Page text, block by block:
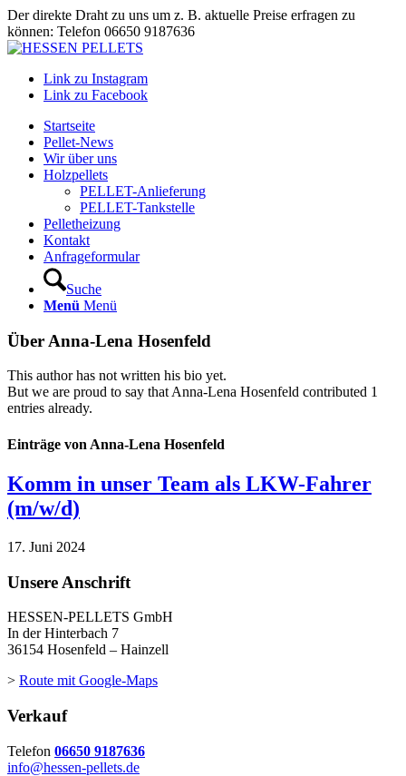
Der direkte Draht zu uns um z. B. aktuelle Preise erfragen zu
können: Telefon 06650 9187636
Link zu Instagram
Link zu Facebook
Startseite
Pellet-News
Wir über uns
Holzpellets
PELLET-Anlieferung
PELLET-Tankstelle
Pelletheizung
Kontakt
Anfrageformular
Suche
Menü Menü
Über Anna-Lena Hosenfeld
This author has not written his bio yet.
But we are proud to say thatAnna-Lena Hosenfeld contributed 1
entries already.
Einträge von Anna-Lena Hosenfeld
Komm in unser Team als LKW-Fahrer
(m/w/d)
17. Juni 2024
Unsere Anschrift
HESSEN-PELLETS GmbH
In der Hinterbach 7
36154 Hosenfeld – Hainzell
> Route mit Google-Maps
Verkauf
Telefon 06650 9187636
info@hessen-pellets.de